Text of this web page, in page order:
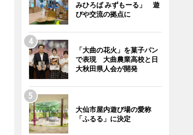
みひろば みずもーる」 遊
びや交流の拠点に
「大曲の花火」を菓子パン
で表現 大曲農業高校と日
大秋田県人会が開発
大仙市屋内遊び場の愛称
「ふるる」に決定